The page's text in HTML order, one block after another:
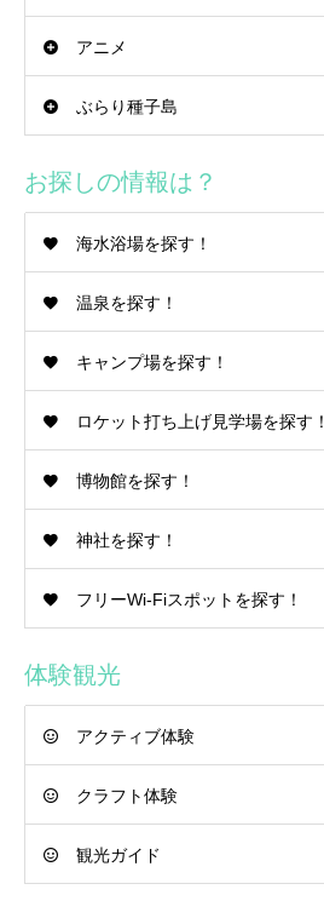
アニメ
ぶらり種子島
お探しの情報は？
海水浴場を探す！
温泉を探す！
キャンプ場を探す！
ロケット打ち上げ見学場を探す！
博物館を探す！
神社を探す！
フリーWi-Fiスポットを探す！
体験観光
アクティブ体験
クラフト体験
観光ガイド